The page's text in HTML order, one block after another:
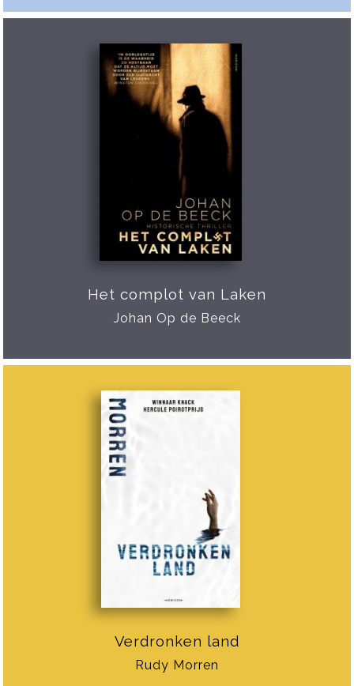
Het complot van Laken
Johan Op de Beeck
Verdronken land
Rudy Morren